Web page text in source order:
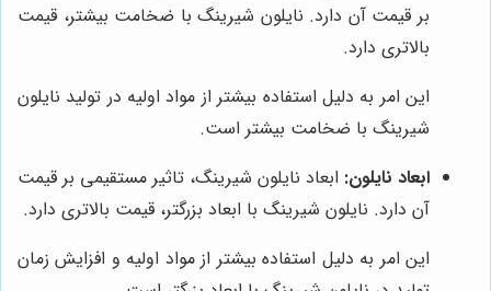
بر قیمت آن دارد. نایلون شیرینگ با ضخامت بیشتر، قیمت
بالاتری دارد.
این امر به دلیل استفاده بیشتر از مواد اولیه در تولید نایلون
شیرینگ با ضخامت بیشتر است.
ابعاد نایلون: ابعاد نایلون شیرینگ، تاثیر مستقیمی بر قیمت
آن دارد. نایلون شیرینگ با ابعاد بزرگتر، قیمت بالاتری دارد.
این امر به دلیل استفاده بیشتر از مواد اولیه و افزایش زمان